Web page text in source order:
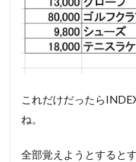
これだけだったら
ね。
全部覚えようとすると